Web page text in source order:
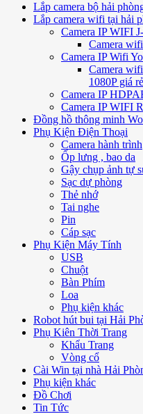
Lắp camera bộ hải
Lắp camera wifi tại hải
Camera IP WIFI
Camera
Camera IP Wifi
Camera
1080P giá rẻ
Camera IP
Camera IP WIFI
Đồng hồ thông minh
Phụ Kiện Điện Thoại
Camera hành trình
Ốp lưng , bao da
Gậy chụp ảnh tự
Sạc dự phòng
Thẻ nhớ
Tai nghe
Pin
Cáp sạc
Phụ Kiện Máy Tính
USB
Chuột
Bàn Phím
Loa
Phụ kiện khác
Robot hút bui tại Hải
Phụ Kiên Thời Trang
Khẩu Trang
Vòng cổ
Cài Win tại nhà Hải
Phụ kiện khác
Đồ Chơi
Tin Tức